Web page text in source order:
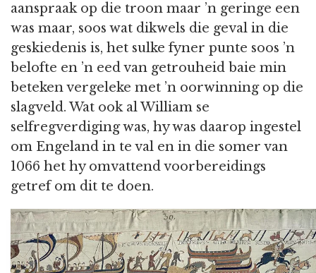
aanspraak op die troon maar ’n geringe een
was maar, soos wat dikwels die geval in die
geskiedenis is, het sulke fyner punte soos ’n
belofte en ’n eed van getrouheid baie min
beteken vergeleke met ’n oorwinning op die
slagveld. Wat ook al William se
selfregverdiging was, hy was daarop ingestel
om Engeland in te val en in die somer van
1066 het hy omvattend voorbereidings
getref om dit te doen.